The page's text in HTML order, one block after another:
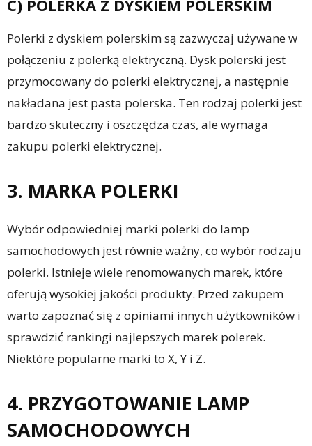
C) POLERKA Z DYSKIEM POLERSKIM
Polerki z dyskiem polerskim są zazwyczaj używane w
połączeniu z polerką elektryczną. Dysk polerski jest
przymocowany do polerki elektrycznej, a następnie
nakładana jest pasta polerska. Ten rodzaj polerki jest
bardzo skuteczny i oszczędza czas, ale wymaga
zakupu polerki elektrycznej.
3. MARKA POLERKI
Wybór odpowiedniej marki polerki do lamp
samochodowych jest równie ważny, co wybór rodzaju
polerki. Istnieje wiele renomowanych marek, które
oferują wysokiej jakości produkty. Przed zakupem
warto zapoznać się z opiniami innych użytkowników i
sprawdzić rankingi najlepszych marek polerek.
Niektóre popularne marki to X, Y i Z.
4. PRZYGOTOWANIE LAMP
SAMOCHODOWYCH